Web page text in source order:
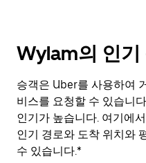
Wylam의 인기
승객은 Uber를 사용하여
비스를 요청할 수 있습니
인기가 높습니다. 여기에
인기 경로와 도착 위치와
수 있습니다.*